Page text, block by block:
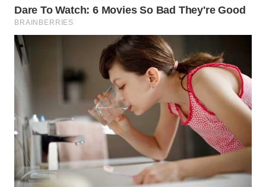
TANGERANG
WN
BINJAI
WN
INDRAMAYU
WN
KUNINGAN